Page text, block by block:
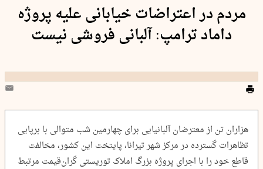
مردم در اعتراضات خیابانی علیه پروژه
داماد ترامپ: آلبانی فروشی نیست
هزاران تن از معترضان آلبانیایی برای چهارمین شب متوالی با برپایی
تظاهرات گسترده در مرکز شهر تیرانا، پایتخت این کشور، مخالفت
قاطع خود را با اجرای پروژه بزرگ املاک توریستی گران‌قیمت مرتبط